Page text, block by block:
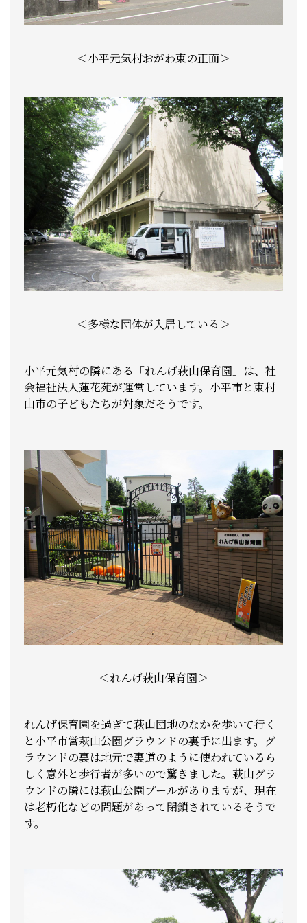
＜小平元気村おがわ東の正面＞
＜多様な団体が入居している＞
小平元気村の隣にある「れんげ萩山保育園」は、社
会福祉法人蓮花苑が運営しています。小平市と東村
山市の子どもたちが対象だそうです。
＜れんげ萩山保育園＞
れんげ保育園を過ぎて萩山団地のなかを歩いて行く
と小平市営萩山公園グラウンドの裏手に出ます。グ
ラウンドの裏は地元で裏道のように使われているら
しく意外と歩行者が多いので驚きました。萩山グラ
ウンドの隣には萩山公園プールがありますが、現在
は老朽化などの問題があって閉鎖されているそうで
す。